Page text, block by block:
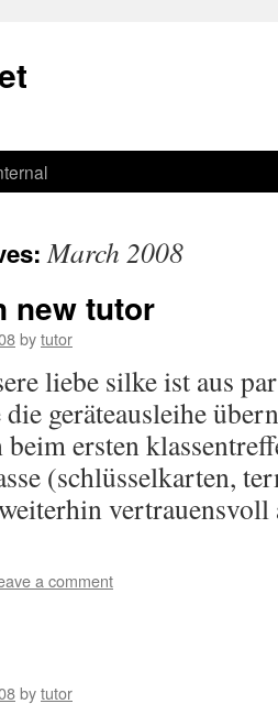
March 2008
new tutor
bytutor
liebe silke ist aus
geräteausleihe
beim ersten
(schlüsselkarten,
a comment
bytutor